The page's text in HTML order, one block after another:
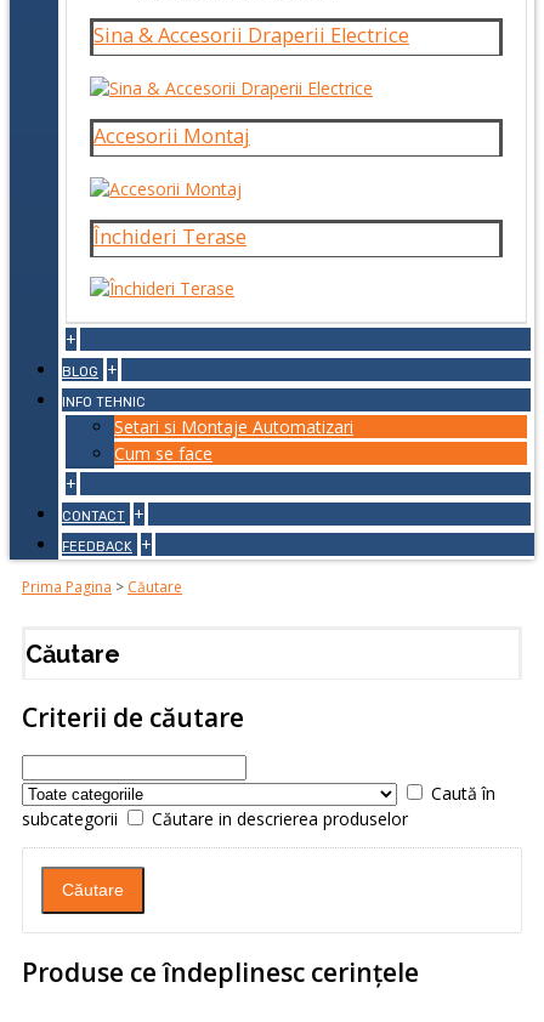
Sina & Accesorii Draperii Electrice
Accesorii Montaj
Închideri Terase
+
BLOG +
INFO TEHNIC
Setari si Montaje Automatizari
Cum se face
+
CONTACT +
FEEDBACK +
Prima Pagina > Căutare
Căutare
Criterii de căutare
Caută în
subcategorii
Căutare in descrierea produselor
Produse ce îndeplinesc cerinţele